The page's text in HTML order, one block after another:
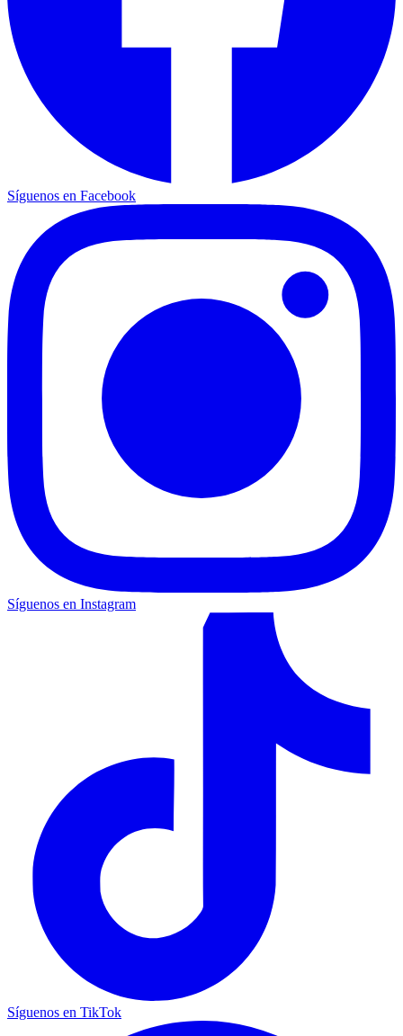
Síguenos en Facebook
Síguenos en Instagram
Síguenos en TikTok